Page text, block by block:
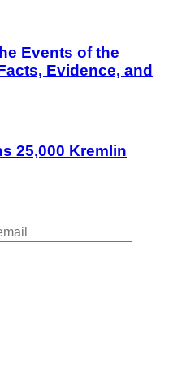
Events of the
Evidence, and
25,000 Kremlin